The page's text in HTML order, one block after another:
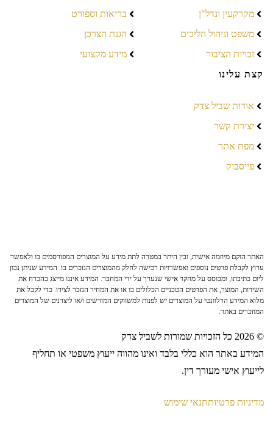
מקרקעין ונדל"ן
משפט וניהול הליכים
זכויות הציבור
בריאות וספורט
הגנת הצרכן
מידע מקצועי
קצת עלינו
אודות שביל צדק
יצירת קשר
מפת אתר
פייסבוק
האתר הוקם מיוזמה אישית, ובין היתר במטרה לתת מידע על המוצרים המפורסמים בו ולאפשר
ערוץ לקבלת פרטים נוספים ואפשרויות רכישה לחלק מהמוצרים הנזכרים בו. המידע שניתן נכון
ליום כתיבתו, ומבוסס על מחקר אישי שנערך על ידי המחבר. המידע איננו מייצג בהכרח את
השירות, המוצר, את הפרטים הטכניים הכלולים בו או את המחיר הנזכר לצידו. כדי לקבל את
מלוא המידע הרלוונטי על המוצרים יש לפנות למשווקים המורשים ו/או ליצרנים של המוצרים
המוזכרים באתר.
© 2026 כל הזכויות שמורות לשביל צדק
המידע באתר הוא כללי בלבד ואינו מהווה ייעוץ משפטי או תחליף
לייעוץ אישי מעורך דין.
מדיניות פרטיותתנאי שימוש